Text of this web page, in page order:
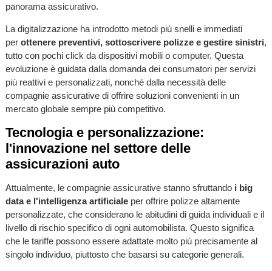
panorama assicurativo.
La digitalizzazione ha introdotto metodi più snelli e immediati
per ottenere preventivi, sottoscrivere polizze e gestire sinistri,
tutto con pochi click da dispositivi mobili o computer. Questa
evoluzione è guidata dalla domanda dei consumatori per servizi
più reattivi e personalizzati, nonché dalla necessità delle
compagnie assicurative di offrire soluzioni convenienti in un
mercato globale sempre più competitivo.
Tecnologia e personalizzazione:
l'innovazione nel settore delle
assicurazioni auto
Attualmente, le compagnie assicurative stanno sfruttando i big
data e l'intelligenza artificialeper offrire polizze altamente
personalizzate, che considerano le abitudini di guida individuali e il
livello di rischio specifico di ogni automobilista. Questo significa
che le tariffe possono essere adattate molto più precisamente al
singolo individuo, piuttosto che basarsi su categorie generali.